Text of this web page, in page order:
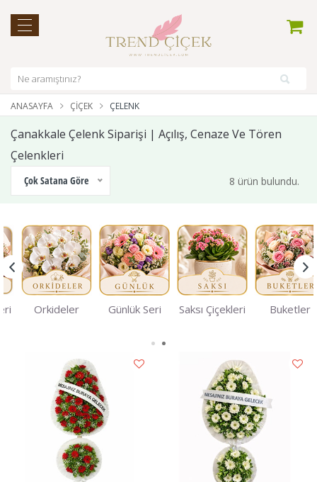
ANASAYFA ÇIÇEK ÇELENK
Çanakkale Çelenk Siparişi | Açılış, Cenaze Ve Tören
Çelenkleri
Çok Satana Göre 8 ürün bulundu.
Orkideler Günlük Seri Saksı Çiçekleri Buketler